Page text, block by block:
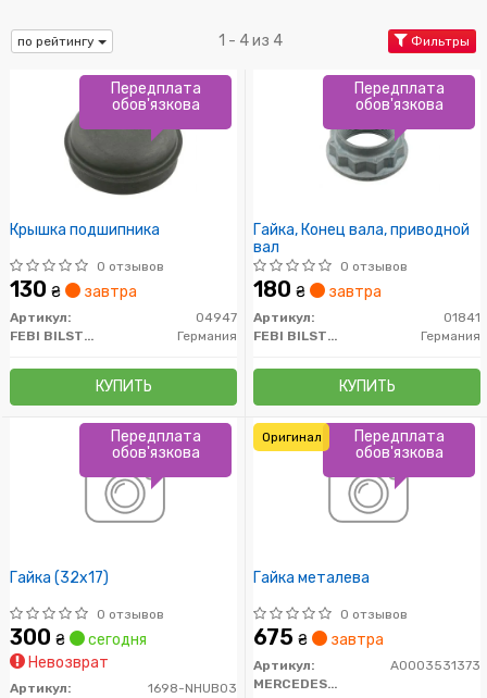
по рейтингу 1 - 4 из 4 Фильтры
Крышка подшипника
0 отзывов
130 ₴ завтра
Артикул:
04947
FEBI BILSTEIN
Германия
КУПИТЬ
Передплата
обов'язкова
Гайка, Конец вала, приводной
вал
0 отзывов
180 ₴ завтра
Артикул:
01841
FEBI BILSTEIN
Германия
КУПИТЬ
Передплата
обов'язкова
Гайка (32x17)
0 отзывов
300 ₴
сегодня
Невозврат
Артикул:
1698-NHUB03
Передплата
обов'язкова
Гайка металева
0 отзывов
675 ₴ завтра
Артикул:
A0003531373
MERCEDES-BENZ
Передплата
обов'язкова
Оригинал